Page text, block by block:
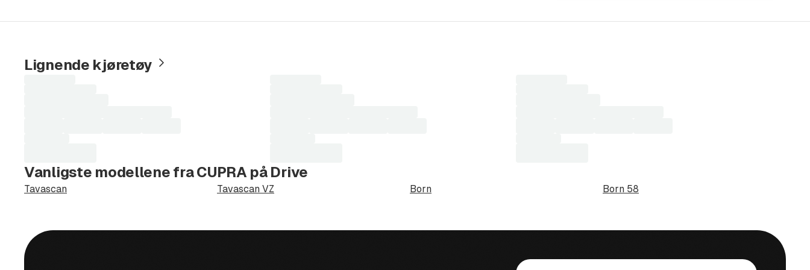
Lignende kjøretøy
Vanligste modellene fra CUPRA på Drive
Tavascan Tavascan VZ Born Born 58